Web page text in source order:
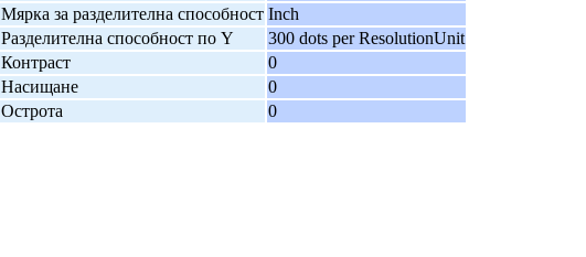
Мярка за разделителна способност Inch
Разделителна способност по Y
300 dots per ResolutionUnit
Контраст
0
Насищане
0
Острота 0